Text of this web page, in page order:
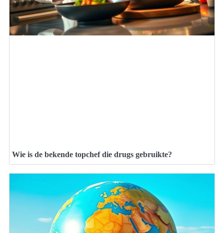
Wie is de bekende topchef die drugs gebruikte?